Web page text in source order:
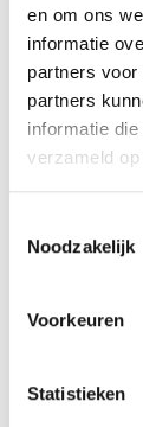
en om ons
informatie
partners
partners
informatie
verzameld
Noodzakelijk
Voorkeuren
Statistieken
Future,
uitgever,
9 mei